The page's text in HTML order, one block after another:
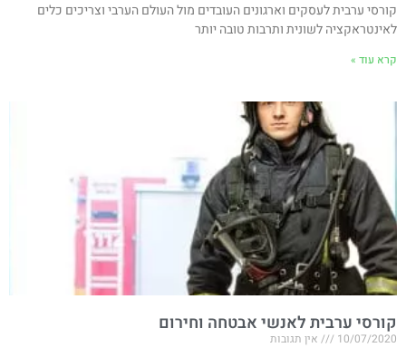
קורסי ערבית לעסקים וארגונים העובדים מול העולם הערבי וצריכים כלים
לאינטראקציה לשונית ותרבות טובה יותר
קרא עוד »
קורסי ערבית לאנשי אבטחה וחירום
10/07/2020 אין תגובות